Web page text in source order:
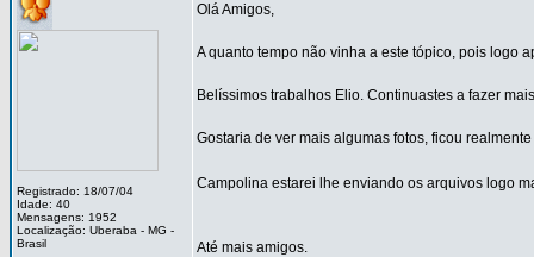
Registrado: 18/07/04
Idade: 40
Mensagens: 1952
Localização: Uberaba - MG -
Brasil
Olá Amigos,
A quanto tempo não vinha a este tópico, pois logo
Belíssimos trabalhos Elio. Continuastes a fazer
Gostaria de ver mais algumas fotos, ficou
Campolina estarei lhe enviando os arquivos logo
Até mais amigos.